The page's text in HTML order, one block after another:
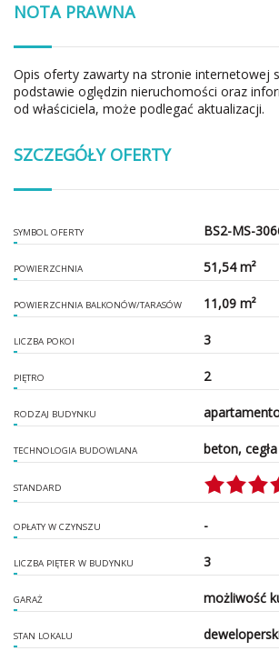
NOTA PRAWNA
Opis oferty zawarty na stronie internetowej
podstawie oględzin nieruchomości oraz
od właściciela, może podlegać aktualizacji.
SZCZEGÓŁY OFERTY
SYMBOL OFERTY BS2-MS-
POWIERZCHNIA 51,54 m²
POWIERZCHNIA BALKONÓW/TARASÓW 11,09 m²
LICZBA POKOI 3
PIĘTRO 2
RODZAJ BUDYNKU
TECHNOLOGIA BUDOWLANA beton, cegła
STANDARD
OPŁATY W CZYNSZU -
LICZBA PIĘTER W BUDYNKU 3
GARAŻ możliwość
STAN LOKALU